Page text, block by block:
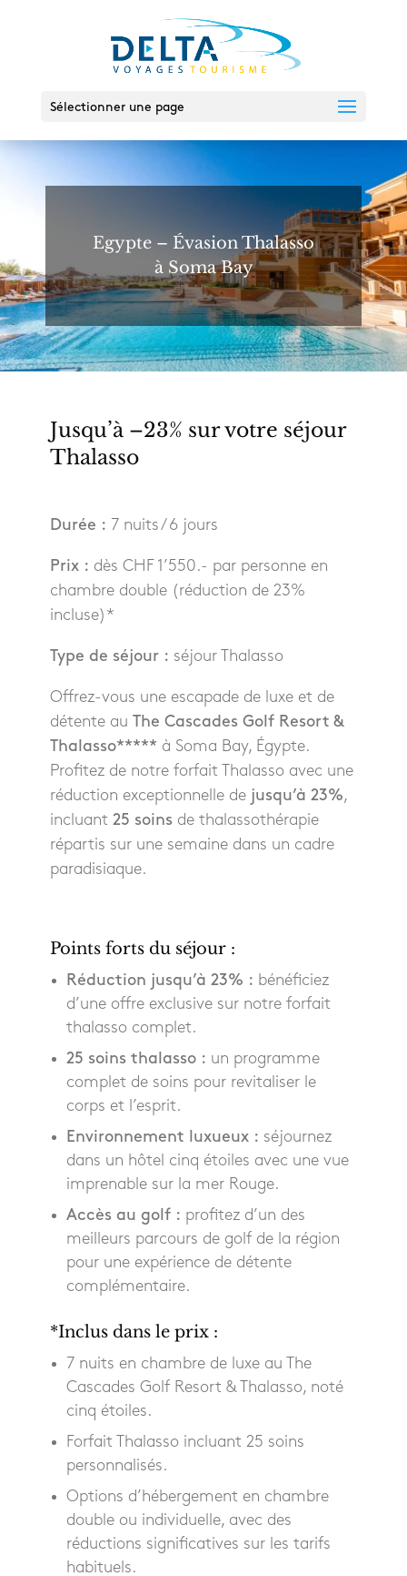
Sélectionner une page
Egypte – Évasion Thalasso
à Soma Bay
Jusqu’à –23% sur votre séjour
Thalasso
Durée : 7 nuits / 6 jours
Prix : dès CHF 1’550.- par personne en
chambre double (réduction de 23%
incluse)*
Type de séjour : séjour Thalasso
Offrez-vous une escapade de luxe et de
détente au The Cascades Golf Resort &
Thalasso***** à Soma Bay, Égypte.
Profitez de notre forfait Thalasso avec une
réduction exceptionnelle de jusqu’à 23%,
incluant 25 soinsde thalassothérapie
répartis sur une semaine dans un cadre
paradisiaque.
Points forts du séjour :
Réduction jusqu’à 23% : bénéficiez
d’une offre exclusive sur notre forfait
thalasso complet.
25 soins thalasso : un programme
complet de soins pour revitaliser le
corps et l’esprit.
Environnement luxueux : séjournez
dans un hôtel cinq étoiles avec une vue
imprenable sur la mer Rouge.
Accès au golf : profitez d’un des
meilleurs parcours de golf de la région
pour une expérience de détente
complémentaire.
*Inclus dans le prix :
7 nuits en chambre de luxe au The
Cascades Golf Resort & Thalasso, noté
cinq étoiles.
Forfait Thalasso incluant 25 soins
personnalisés.
Options d’hébergement en chambre
double ou individuelle, avec des
réductions significatives sur les tarifs
habituels.